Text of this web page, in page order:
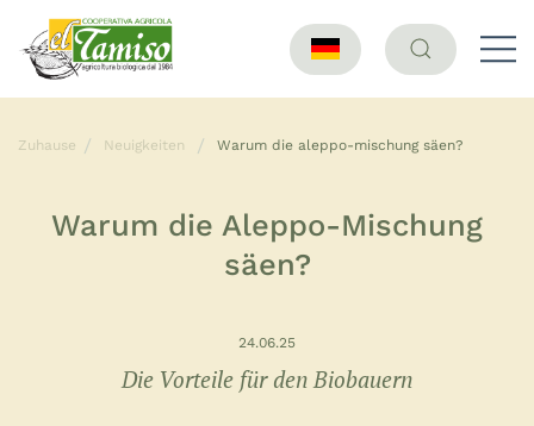
Zuhause Neuigkeiten Warum die aleppo-mischung säen?
Warum die Aleppo-Mischung
säen?
24.06.25
Die Vorteile für den Biobauern